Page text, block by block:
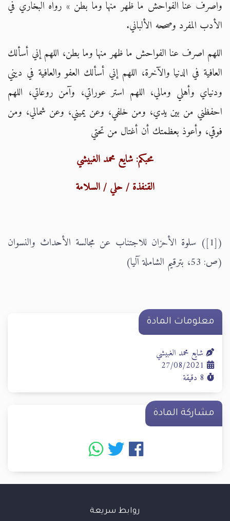
واصرف عنا الفواحش ما ظهر منها وما بطن » رواه البخاري في
الأدب المفرد وصححه الألباني.
اللهم اصرف عنا الفواحش ما ظهر منها وما بطن، اللهم إني أسألك
العافية في الدنيا والآخرة، اللهم إني أسألك العفو والعافية في ديني
ودنياي وأهلي ومالي، اللهم استر عوراتي، وآمن روعاتي، اللهم
احفظني من بين يدي، ومن خلفي، وعن يميني، وعن شمالي، ومن
فوقي، وأعوذ بعظمتك أن أغتال من تحتي
محبكم: شايع محمد الغبيشي
القنفذة / حلي / السلامة
([1]) سلوة الأحزان للاجتناب عن مجالسة الأحداث والنسوان
(ص: 53، بترقيم الشاملة آليا)
معلومات المادة
شايع محمد الغبيشي
8 دقيقة
مشاركة المادة
روابط سريعة